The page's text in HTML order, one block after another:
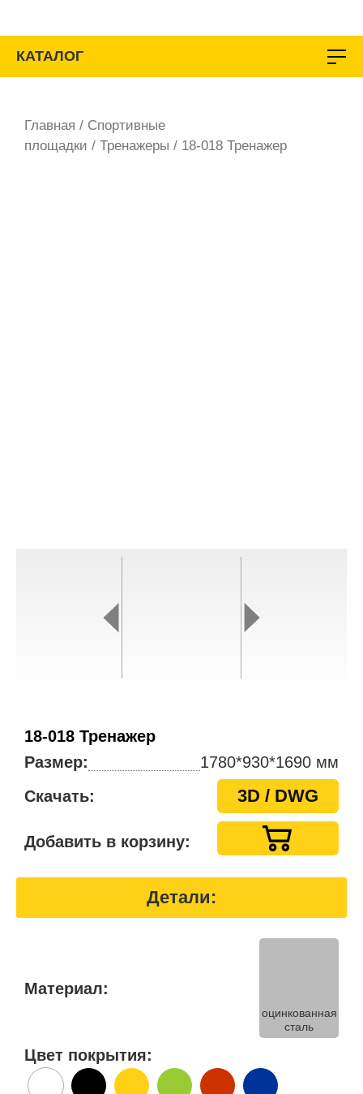
содержимому
КАТАЛОГ
Главная / Спортивные
площадки / Тренажеры / 18-018 Тренажер
18-018 Тренажер
Размер:
1780*930*1690 мм
Скачать:
3D / DWG
Добавить в корзину:
Детали:
Материал:
оцинкованная
сталь
Цвет покрытия: